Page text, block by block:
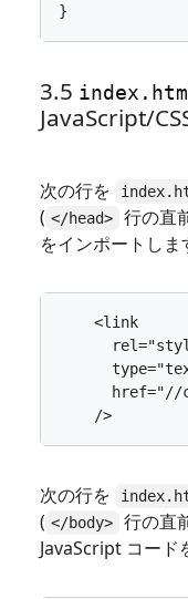
}
3.5
JavaScript/
次の行を
( </head>
行の直
をインポートしま
<link
rel=
type=
href="//
/>
次の行を
( </body>
行の直
JavaScript コード